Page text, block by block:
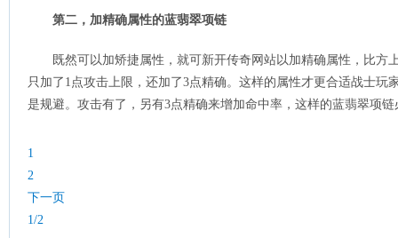
第二，加精确属性的蓝翡翠项链
既然可以加矫捷属性，就可新开传奇网站以加精确属性，比方
只加了1点攻击上限，还加了3点精确。这样的属性才更合适战士玩
是规避。攻击有了，另有3点精确来增加命中率，这样的蓝翡翠项链
1
2
下一页
1/2